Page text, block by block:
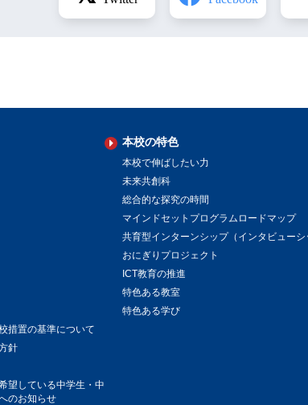
措置の基準について
針
望している中学生・中
のお知らせ
本校の特色
本校で伸ばしたい力
未来共創科
総合的な探究の時間
マインドセットプログラムロードマップ
共育型インターンシップ（インタビューシ
おにぎりプロジェクト
ICT教育の推進
特色ある教室
特色ある学び